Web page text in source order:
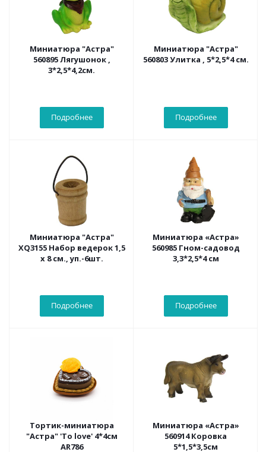
Миниатюра "Астра"
560895 Лягушонок ,
3*2,5*4,2см.
Подробнее
Миниатюра "Астра"
560803 Улитка , 5*2,5*4 см.
Подробнее
Миниатюра "Астра"
XQ3155 Набор ведерок 1,5
х 8 см., уп.-6шт.
Подробнее
Миниатюра «Астра»
560985 Гном-садовод
3,3*2,5*4 см
Подробнее
Тортик-миниатюра
"Астра" 'To love' 4*4см
AR786
Миниатюра «Астра»
560914 Коровка
5*1,5*3,5см